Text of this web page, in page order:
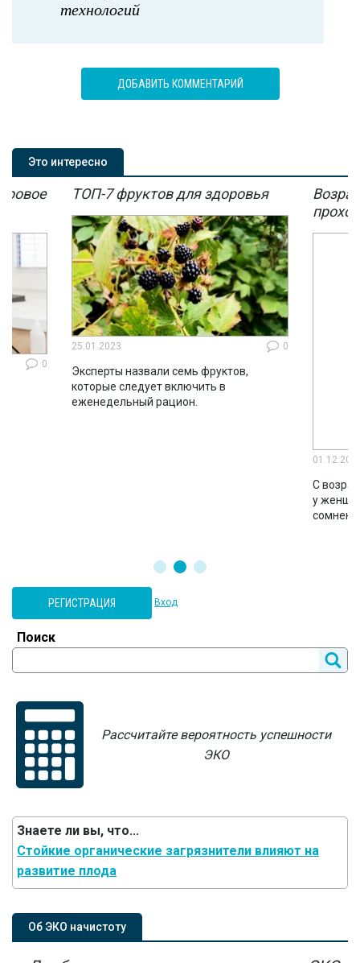
технологий
ДОБАВИТЬ КОММЕНТАРИЙ
Это интересно
0
ТОП-7 фруктов для здоровья
25.01.2023 0
Эксперты назвали семь фруктов,
которые следует включить в
еженедельный рацион.
С
у
РЕГИСТРАЦИЯ Вход
Поиск
Рассчитайте вероятность успешности
ЭКО
Знаете ли вы, что...
Стойкие органические загрязнители влияют на
развитие плода
Об ЭКО начистоту